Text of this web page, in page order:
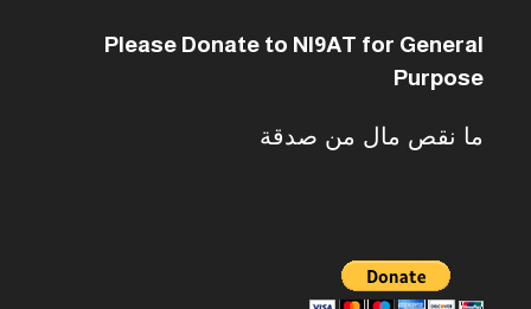
Please Donate to NI9AT for General
Purpose
ما نقص مال من صدقة